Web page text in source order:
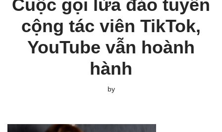
Cuộc gọi lừa đảo tuyển
cộng tác viên TikTok,
YouTube vẫn hoành
hành
by